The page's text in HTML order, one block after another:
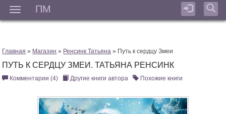
ПМ
Главная » Магазин » Ренсинк Татьяна » Путь к сердцу Змеи
ПУТЬ К СЕРДЦУ ЗМЕИ. ТАТЬЯНА РЕНСИНК
Комментарии (4) Другие книги автора Похожие книги